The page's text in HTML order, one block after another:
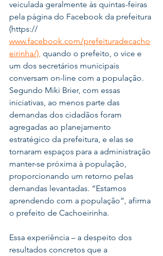
veiculada geralmente às quintas-feiras
pela página do Facebook da prefeitura
(https://
www.facebook.com/prefeituradecacho
eirinha/), quando o prefeito, o vice e
um dos secretários municipais
conversam on-line com a população.
Segundo Miki Brier, com essas
iniciativas, ao menos parte das
demandas dos cidadãos foram
agregadas ao planejamento
estratégico da prefeitura, e elas se
tornaram espaços para a administração
manter-se próxima à população,
proporcionando um retorno pelas
demandas levantadas. “Estamos
aprendendo com a população”, afirma
o prefeito de Cachoeirinha.
Essa experiência – a despeito dos
resultados concretos que a